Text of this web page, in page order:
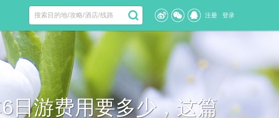
注册 登录
日游费用要多少，这篇